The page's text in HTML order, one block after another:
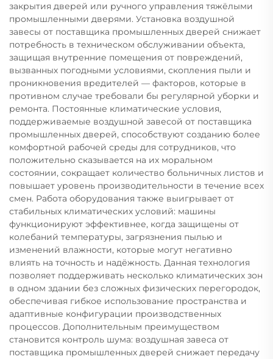
закрытия дверей или ручного управления тяжёлыми
промышленными дверями. Установка воздушной
завесы от поставщика промышленных дверей снижает
потребность в техническом обслуживании объекта,
защищая внутренние помещения от повреждений,
вызванных погодными условиями, скопления пыли и
проникновения вредителей — факторов, которые в
противном случае требовали бы регулярной уборки и
ремонта. Постоянные климатические условия,
поддерживаемые воздушной завесой от поставщика
промышленных дверей, способствуют созданию более
комфортной рабочей среды для сотрудников, что
положительно сказывается на их моральном
состоянии, сокращает количество больничных листов и
повышает уровень производительности в течение всех
смен. Работа оборудования также выигрывает от
стабильных климатических условий: машины
функционируют эффективнее, когда защищены от
колебаний температуры, загрязнения пылью и
изменений влажности, которые могут негативно
влиять на точность и надёжность. Данная технология
позволяет поддерживать несколько климатических зон
в одном здании без сложных физических перегородок,
обеспечивая гибкое использование пространства и
адаптивные конфигурации производственных
процессов. Дополнительным преимуществом
становится контроль шума: воздушная завеса от
поставщика промышленных дверей снижает передачу